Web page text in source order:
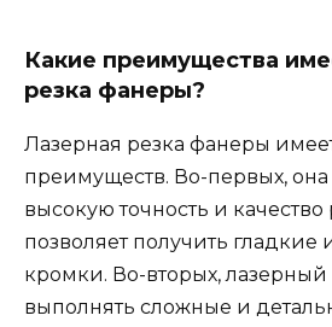
Какие преимущества
резка фанеры?
Лазерная резка фанеры
преимуществ. Во-первых, она
высокую точность и качество
позволяет получить гладкие
кромки. Во-вторых, лазерный
выполнять сложные и